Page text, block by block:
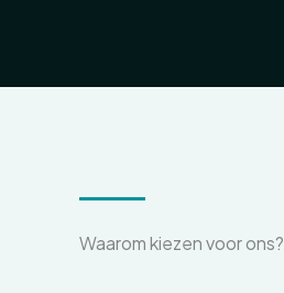
Waarom kiezen voor ons?